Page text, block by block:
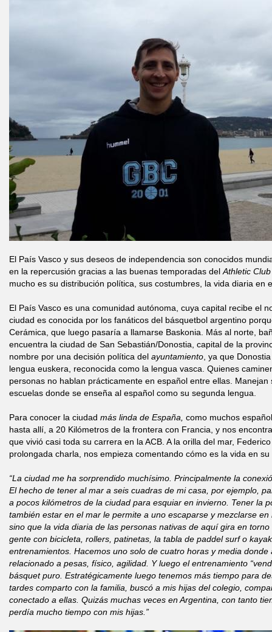
El País Vasco y sus deseos de independencia son conocidos
en la repercusión gracias a las buenas temporadas del Athletic
mucho es su distribución política, sus costumbres, la vida diaria en
El País Vasco es una comunidad autónoma, cuya capital recibe el
ciudad es conocida por los fanáticos del básquetbol argentino
Cerámica, que luego pasaría a llamarse Baskonia. Más al norte,
encuentra la ciudad de San Sebastián/Donostia, capital de la
nombre por una decisión política del ayuntamiento , ya que
lengua euskera, reconocida como la lengua vasca. Quienes
personas no hablan prácticamente en español entre ellas.
escuelas donde se enseña al español como su segunda lengua.
Para conocer la ciudad más linda de España, como muchos
hasta allí, a 20 Kilómetros de la frontera con Francia, y nos
que vivió casi toda su carrera en la ACB. A la orilla del mar,
prolongada charla, nos empieza comentando cómo es la vida en
“La ciudad me ha sorprendido muchísimo. Principalmente la
El hecho de tener al mar a seis cuadras de mi casa, por ejemplo,
a pocos kilómetros de la ciudad para esquiar en invierno. Tener la
también estar en el mar le permite a uno escaparse y mezclarse
sino que la vida diaria de las personas nativas de aquí gira en
gente con bicicleta, rollers, patinetas, la tabla de paddel surf o
entrenamientos. Hacemos uno solo de cuatro horas y media
relacionado a pesas, físico, agilidad. Y luego el entrenamiento
básquet puro. Estratégicamente luego tenemos más tiempo para
tardes comparto con la familia, buscó a mis hijas del colegio,
conectado a ellas. Quizás muchas veces en Argentina, con tanto
perdía mucho tiempo con mis hijas.”